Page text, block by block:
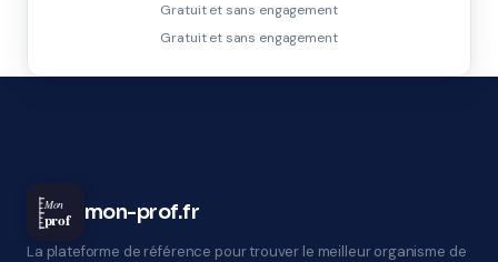
Gratuit et sans engagement
Gratuit et sans engagement
Mon
prof mon-prof.fr
La plateforme de référence pour trouver le meilleur organisme de